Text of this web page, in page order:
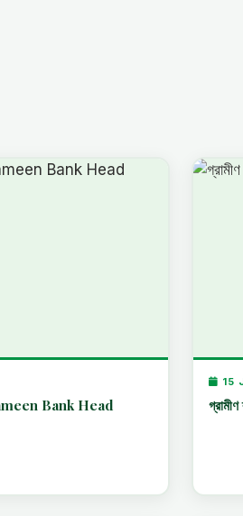
Bank Head
15